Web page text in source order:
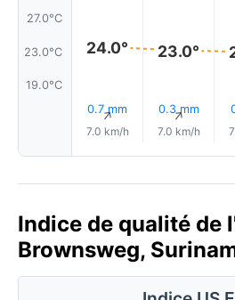
27.0°C
23.0°C
19.0°C
24.0°
0.7 mm
↑
7.0 km/h
23.0°
0.3 mm
↑
7.0 km/h
Indice de qualité de
Brownsweg,